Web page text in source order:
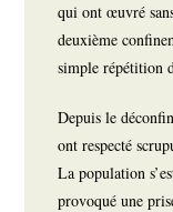
qui ont œuvré
deuxième
simple répétition
Depuis le
ont respecté
La population
provoqué une